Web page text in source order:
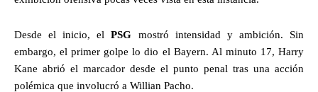
Desde el inicio, elPSG mostró intensidad y ambición. Sin
embargo, el primer golpe lo dio el Bayern. Al minuto 17, Harry
Kane abrió el marcador desde el punto penal tras una acción
polémica que involucró a Willian Pacho.